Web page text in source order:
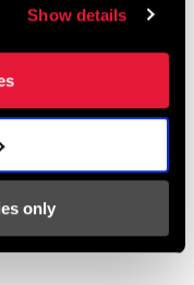
Show details
only
Installation with